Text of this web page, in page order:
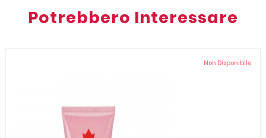
Potrebbero Interessare
Non Disponibile